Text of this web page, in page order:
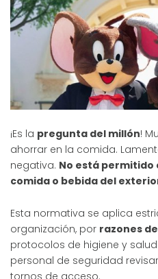
¡Es la pregunta del millón!
ahorrar en la comida.
negativa. No está permitido
comida o bebida del
Esta normativa se aplica
organización, por razones
protocolos de higiene y
personal de seguridad
tornos de acceso.